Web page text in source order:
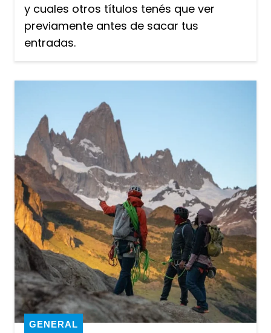
y cuales otros títulos tenés que ver
previamente antes de sacar tus
entradas.
GENERAL